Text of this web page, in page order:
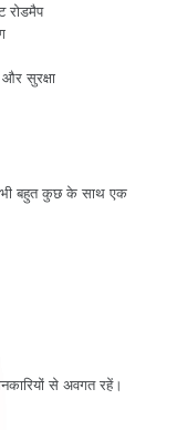
रोडमैप
और सुरक्षा
भी बहुत कुछ के साथ एक
से अवगत रहें।